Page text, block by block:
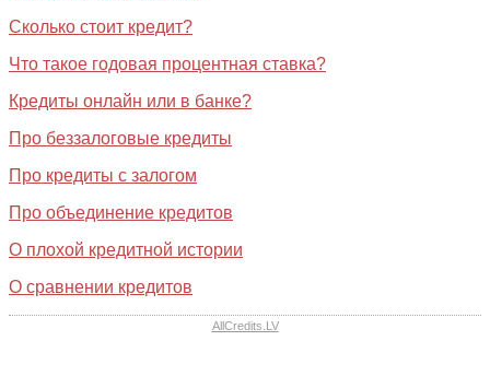
Сколько стоит кредит?
Что такое годовая процентная ставка?
Кредиты онлайн или в банке?
Про беззалоговые кредиты
Про кредиты с залогом
Про объединение кредитов
О плохой кредитной истории
О сравнении кредитов
AllCredits.LV